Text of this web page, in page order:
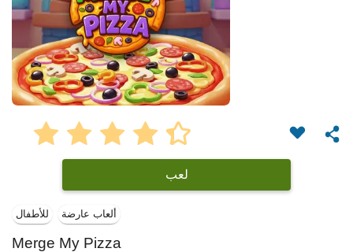
لعب
للأطفال ألعاب عارضة
Merge My Pizza